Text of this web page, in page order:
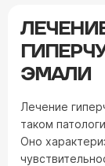
ЭМАЛИ
Лечение
таком
Оно